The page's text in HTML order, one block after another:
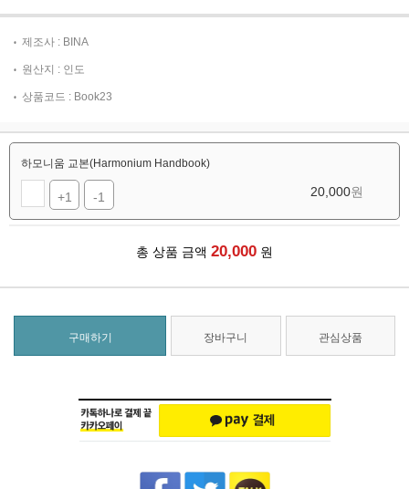
제조사 : BINA
원산지 : 인도
상품코드 : Book23
하모니움 교본(Harmonium Handbook)
+1 -1 20,000원
총 상품 금액 20,000 원
구매하기 장바구니 관심상품